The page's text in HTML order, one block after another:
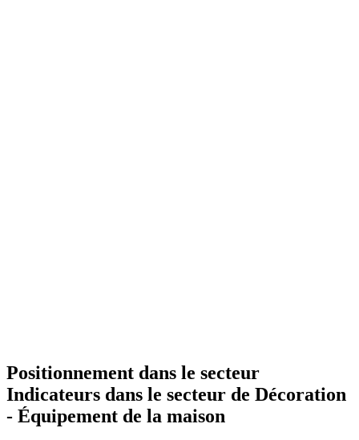
Positionnement dans le secteur
Indicateurs dans le secteur de Décoration
- Équipement de la maison